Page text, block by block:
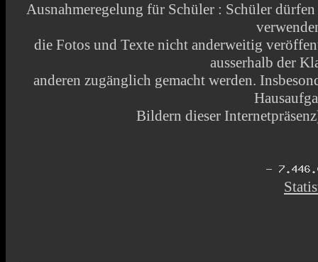
Ausnahmeregelung für Schüler : Schüler
die Fotos und Texte nicht anderweitig
ausserhalb der
anderen zugänglich gemacht werden.
Bildern dieser